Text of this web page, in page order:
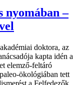
nyomában –
doktora, az
kapta idén a
elemző-feltáró
ökológiában tett
a Felfedezők